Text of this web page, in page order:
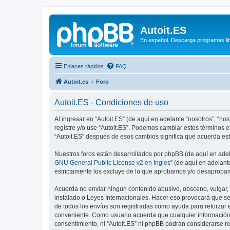
Autoit.ES
En español. Descarga programas
Enlaces rápidos FAQ
Autoit.es Foro
Autoit.ES - Condiciones de uso
Al ingresar en “Autoit.ES” (de aquí en adelante “nosotros”,
registre y/o use “Autoit.ES”. Podemos cambiar estos
“Autoit.ES” después de esos cambios significa que acuerda
Nuestros foros están desarrollados por phpBB (de aquí en
GNU General Public License v2 en Ingles” (de aquí en
estrictamente los excluye de lo que aprobamos y/o
Acuerda no enviar ningun contenido abusivo, obsceno,
instalado o Leyes Internacionales. Hacer eso provocará que
de todos los envíos son registradas como ayuda para
conveniente. Como usuario acuerda que cualquier
consentimiento, ni “Autoit.ES” ni phpBB podrán